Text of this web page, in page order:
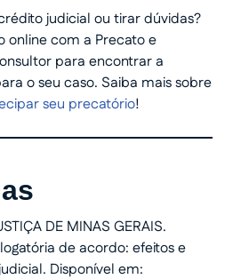
judicial ou tirar dúvidas?
online com a Precato e
para encontrar a
o seu caso. Saiba mais sobre
seu precatório!
DE MINAS GERAIS.
de acordo: efeitos e
Disponível em: